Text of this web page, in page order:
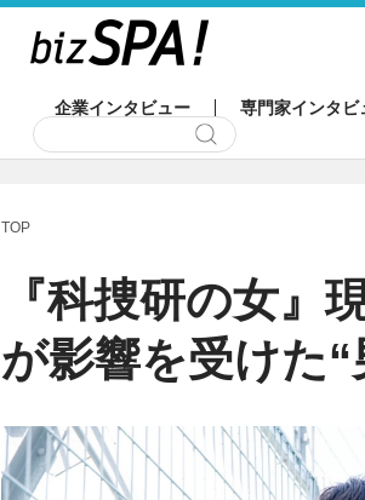
企業インタビュー 専門家インタビ
TOP
『科捜研の女』
が影響を受けた